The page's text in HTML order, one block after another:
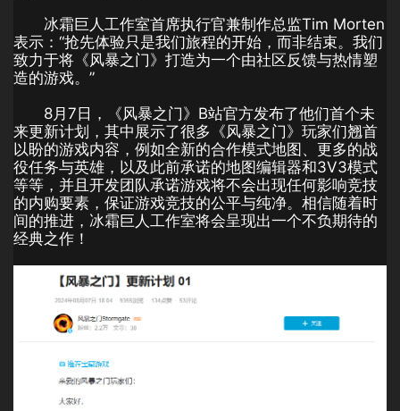
冰霜巨人工作室首席执行官兼制作总监Tim Morten
表示：“抢先体验只是我们旅程的开始，而非结束。我们
致力于将《风暴之门》打造为一个由社区反馈与热情塑
造的游戏。”
8月7日，《风暴之门》B站官方发布了他们首个未
来更新计划，其中展示了很多《风暴之门》玩家们翘首
以盼的游戏内容，例如全新的合作模式地图、更多的战
役任务与英雄，以及此前承诺的地图编辑器和3V3模式
等等，并且开发团队承诺游戏将不会出现任何影响竞技
的内购要素，保证游戏竞技的公平与纯净。相信随着时
间的推进，冰霜巨人工作室将会呈现出一个不负期待的
经典之作！